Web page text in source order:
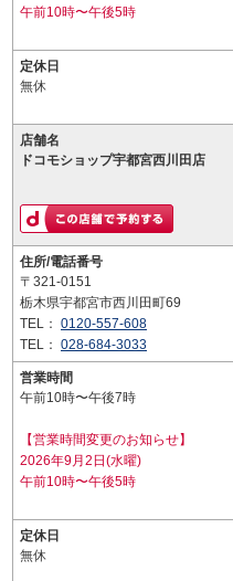
午前10時〜午後5時
定休日
無休
店舗名
ドコモショップ宇都宮西川田店
住所/電話番号
〒321-0151
栃木県宇都宮市西川田町69
TEL： 0120-557-608
TEL： 028-684-3033
営業時間
午前10時〜午後7時
【営業時間変更のお知らせ】
2026年9月2日(水曜)
午前10時〜午後5時
定休日
無休